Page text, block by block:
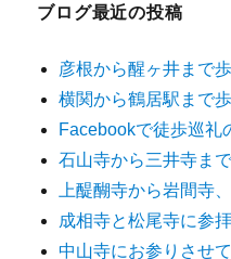
ブログ最近の投稿
彦根から醒ヶ井まで歩
横関から鶴居駅まで
Facebookで徒歩巡礼
石山寺から三井寺まで
上醍醐寺から岩間寺
成相寺と松尾寺に参
中山寺にお参りさせ